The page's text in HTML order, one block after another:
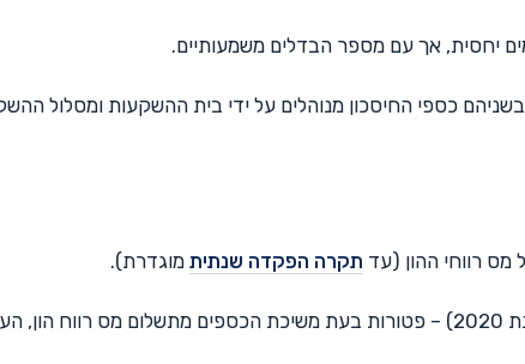
יחסית, אך עם מספר הבדלים משמעותיים.
כספי החיסכון מנוהלים על ידי בית ההשקעות ומסלול
תקרה הפקדה שנתית מוגדרת).
כלומר – הפקדות של עד 18,600 ש"ח בשנה (נכון לשנת 2020) – פטורות בעת משיכת הכספים מתשלום מס רווח